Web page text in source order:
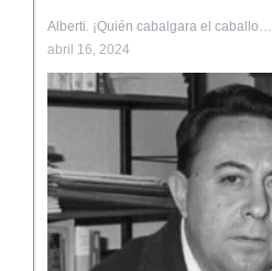
Alberti. ¡Quién cabalgara el caballo…
abril 16, 2024